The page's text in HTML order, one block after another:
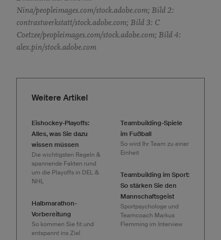
Nina/peopleimages.com/stock.adobe.com; Bild 2:
contrastwerkstatt/stock.adobe.com; Bild 3: C
Coetzee/peopleimages.com/stock.adobe.com; Bild 4:
alex.pin/stock.adobe.com
Weitere Artikel
Eishockey-Playoffs:
Alles, was Sie dazu
wissen müssen
Die wichtigsten Regeln &
spannende Fakten rund
um die Playoffs in DEL &
NHL
Halbmarathon-
Vorbereitung
So kommen Sie fit und
entspannt ins Ziel
Teambuilding-Spiele
im Fußball
So wird Ihr Team zu einer
Einheit
Teambuilding im Sport:
So stärken Sie den
Mannschaftsgeist
Sportpsychologe und
Teamcoach Markus
Flemming im Interview